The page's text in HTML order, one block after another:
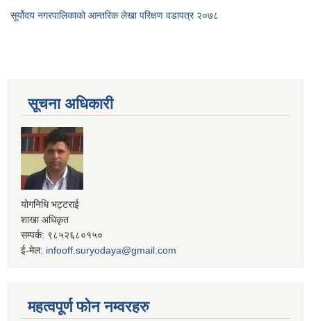
सूर्योदय नगरपालिकाको आन्तरिक लेखा परिक्षण वडापत्र २०७८
सूचना अधिकारी
योगनिधि भट्टराई
शाखा अधिकृत
सम्पर्क: ९८५२६८०१५०
ई-मेल: infooff.suryodaya@gmail.com
महत्वपूर्ण फोन नम्वरहरु